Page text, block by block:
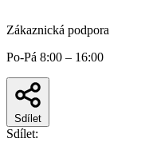
Zákaznická podpora
Po-Pá 8:00 – 16:00
Sdílet
Sdílet: